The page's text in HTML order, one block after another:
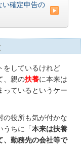
い確定申告の
をしているけれど
、親の扶養に本来は
っているというケー
の役所も気が付かな
うちに「本来は扶養
、勤務先の会社等で